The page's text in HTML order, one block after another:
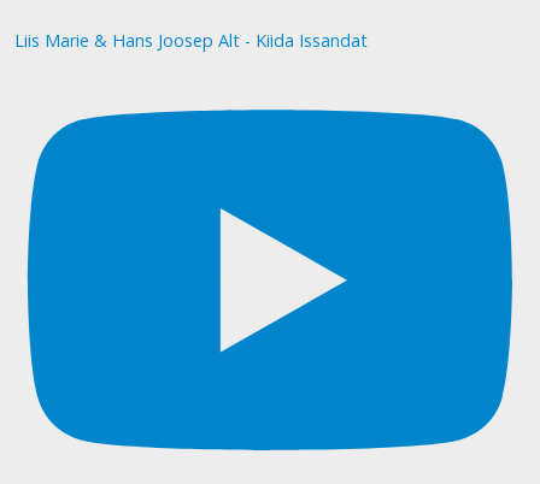
Liis Marie & Hans Joosep Alt - Kiida Issandat